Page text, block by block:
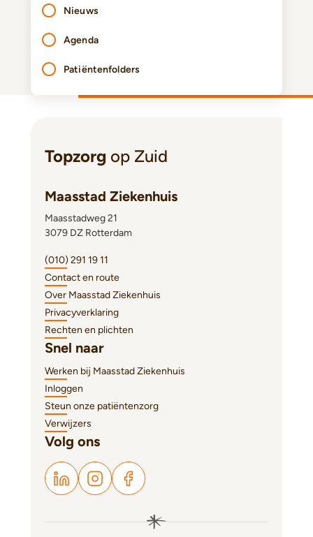
Nieuws
Agenda
Patiëntenfolders
Topzorg op Zuid
Maasstad Ziekenhuis
Maasstadweg 21
3079 DZ Rotterdam
(010) 291 19 11
Contact en route
Over Maasstad Ziekenhuis
Privacyverklaring
Rechten en plichten
Snel naar
Werken bij Maasstad Ziekenhuis
Inloggen
Steun onze patiëntenzorg
Verwijzers
Volg ons